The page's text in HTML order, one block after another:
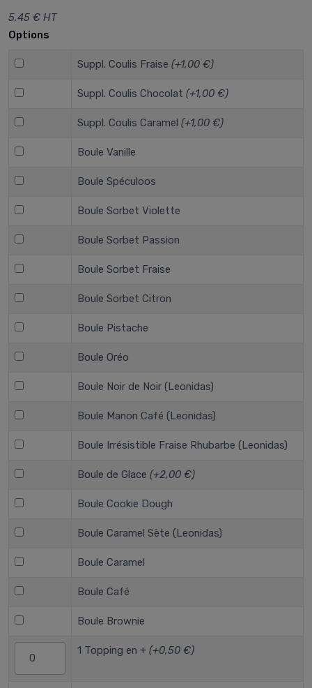
5,45 € HT
Options
Suppl. Coulis Fraise (+1,00 €)
Suppl. Coulis Chocolat (+1,00 €)
Suppl. Coulis Caramel (+1,00 €)
Boule Vanille
Boule Spéculoos
Boule Sorbet Violette
Boule Sorbet Passion
Boule Sorbet Fraise
Boule Sorbet Citron
Boule Pistache
Boule Oréo
Boule Noir de Noir (Leonidas)
Boule Manon Café (Leonidas)
Boule Irrésistible Fraise Rhubarbe (Leonidas)
Boule de Glace (+2,00 €)
Boule Cookie Dough
Boule Caramel Sète (Leonidas)
Boule Caramel
Boule Café
Boule Brownie
1 Topping en + (+0,50 €)